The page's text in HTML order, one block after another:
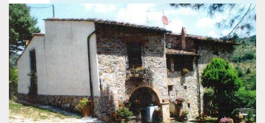
TOP